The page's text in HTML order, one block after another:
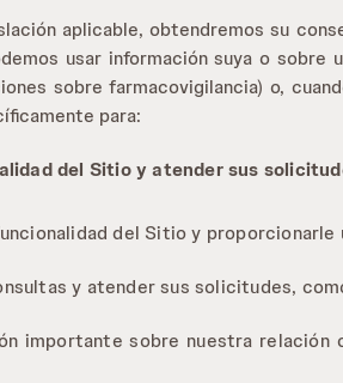
aplicable, obtendremos su
usar información suya o
sobre farmacovigilancia) o,
para:
del Sitio y atender sus
del Sitio y
y atender sus solicitudes,
importante sobre nuestra